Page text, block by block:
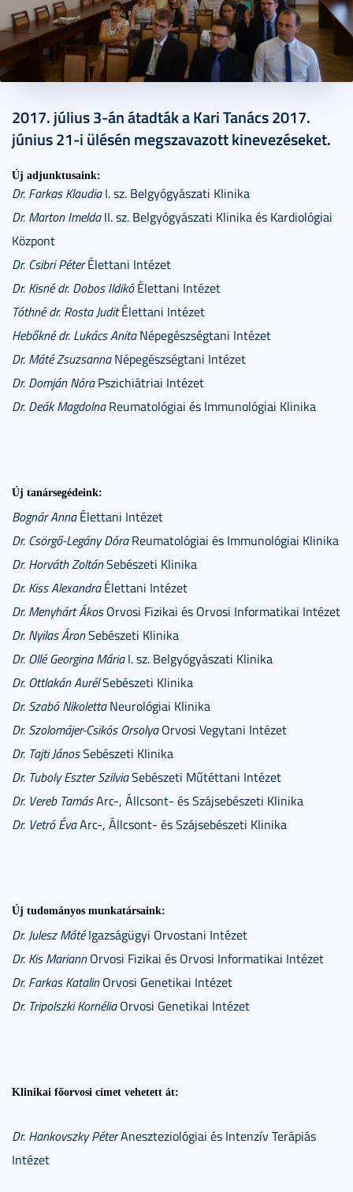
2017. július 3-án átadták a Kari Tanács 2017.
június 21-i ülésén megszavazott kinevezéseket.
Új adjunktusaink:
Dr. Farkas KlaudiaI. sz. Belgyógyászati Klinika
Dr. Marton ImeldaII. sz. Belgyógyászati Klinika és Kardiológiai
Központ
Dr. Csibri PéterÉlettani Intézet
Dr. Kisné dr. Dobos IldikóÉlettani Intézet
Tóthné dr. Rosta JuditÉlettani Intézet
Hebőkné dr. Lukács AnitaNépegészségtani Intézet
Dr. Máté ZsuzsannaNépegészségtani Intézet
Dr. Domján NóraPszichiátriai Intézet
Dr. Deák MagdolnaReumatológiai és Immunológiai Klinika
Új tanársegédeink:
Bognár AnnaÉlettani Intézet
Dr. Csörgő-Legány DóraReumatológiai és Immunológiai Klinika
Dr. Horváth ZoltánSebészeti Klinika
Dr. Kiss AlexandraÉlettani Intézet
Dr. Menyhárt ÁkosOrvosi Fizikai és Orvosi Informatikai Intézet
Dr. Nyilas ÁronSebészeti Klinika
Dr. Ollé Georgina MáriaI. sz. Belgyógyászati Klinika
Dr. Ottlakán AurélSebészeti Klinika
Dr. Szabó NikolettaNeurológiai Klinika
Dr. Szolomájer-Csikós OrsolyaOrvosi Vegytani Intézet
Dr. Tajti JánosSebészeti Klinika
Dr. Tuboly Eszter SzilviaSebészeti Műtéttani Intézet
Dr. Vereb TamásArc-, Állcsont- és Szájsebészeti Klinika
Dr. Vetró ÉvaArc-, Állcsont- és Szájsebészeti Klinika
Új tudományos munkatársaink:
Dr. Julesz MátéIgazságügyi Orvostani Intézet
Dr. Kis MariannOrvosi Fizikai és Orvosi Informatikai Intézet
Dr. Farkas KatalinOrvosi Genetikai Intézet
Dr. Tripolszki KornéliaOrvosi Genetikai Intézet
Klinikai főorvosi címet vehetett át:
Dr. Hankovszky PéterAneszteziológiai és Intenzív Terápiás
Intézet